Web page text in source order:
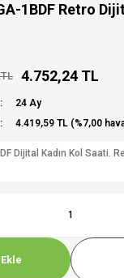
1BDF Retro
4.752,24 TL
24 Ay
4.419,59 TL (%7,00
Dijital Kadın Kol Saati.